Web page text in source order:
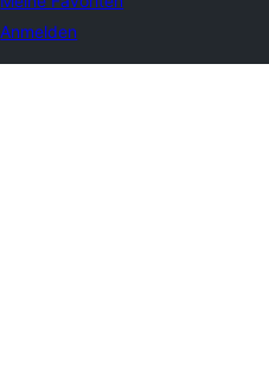
Anmelden